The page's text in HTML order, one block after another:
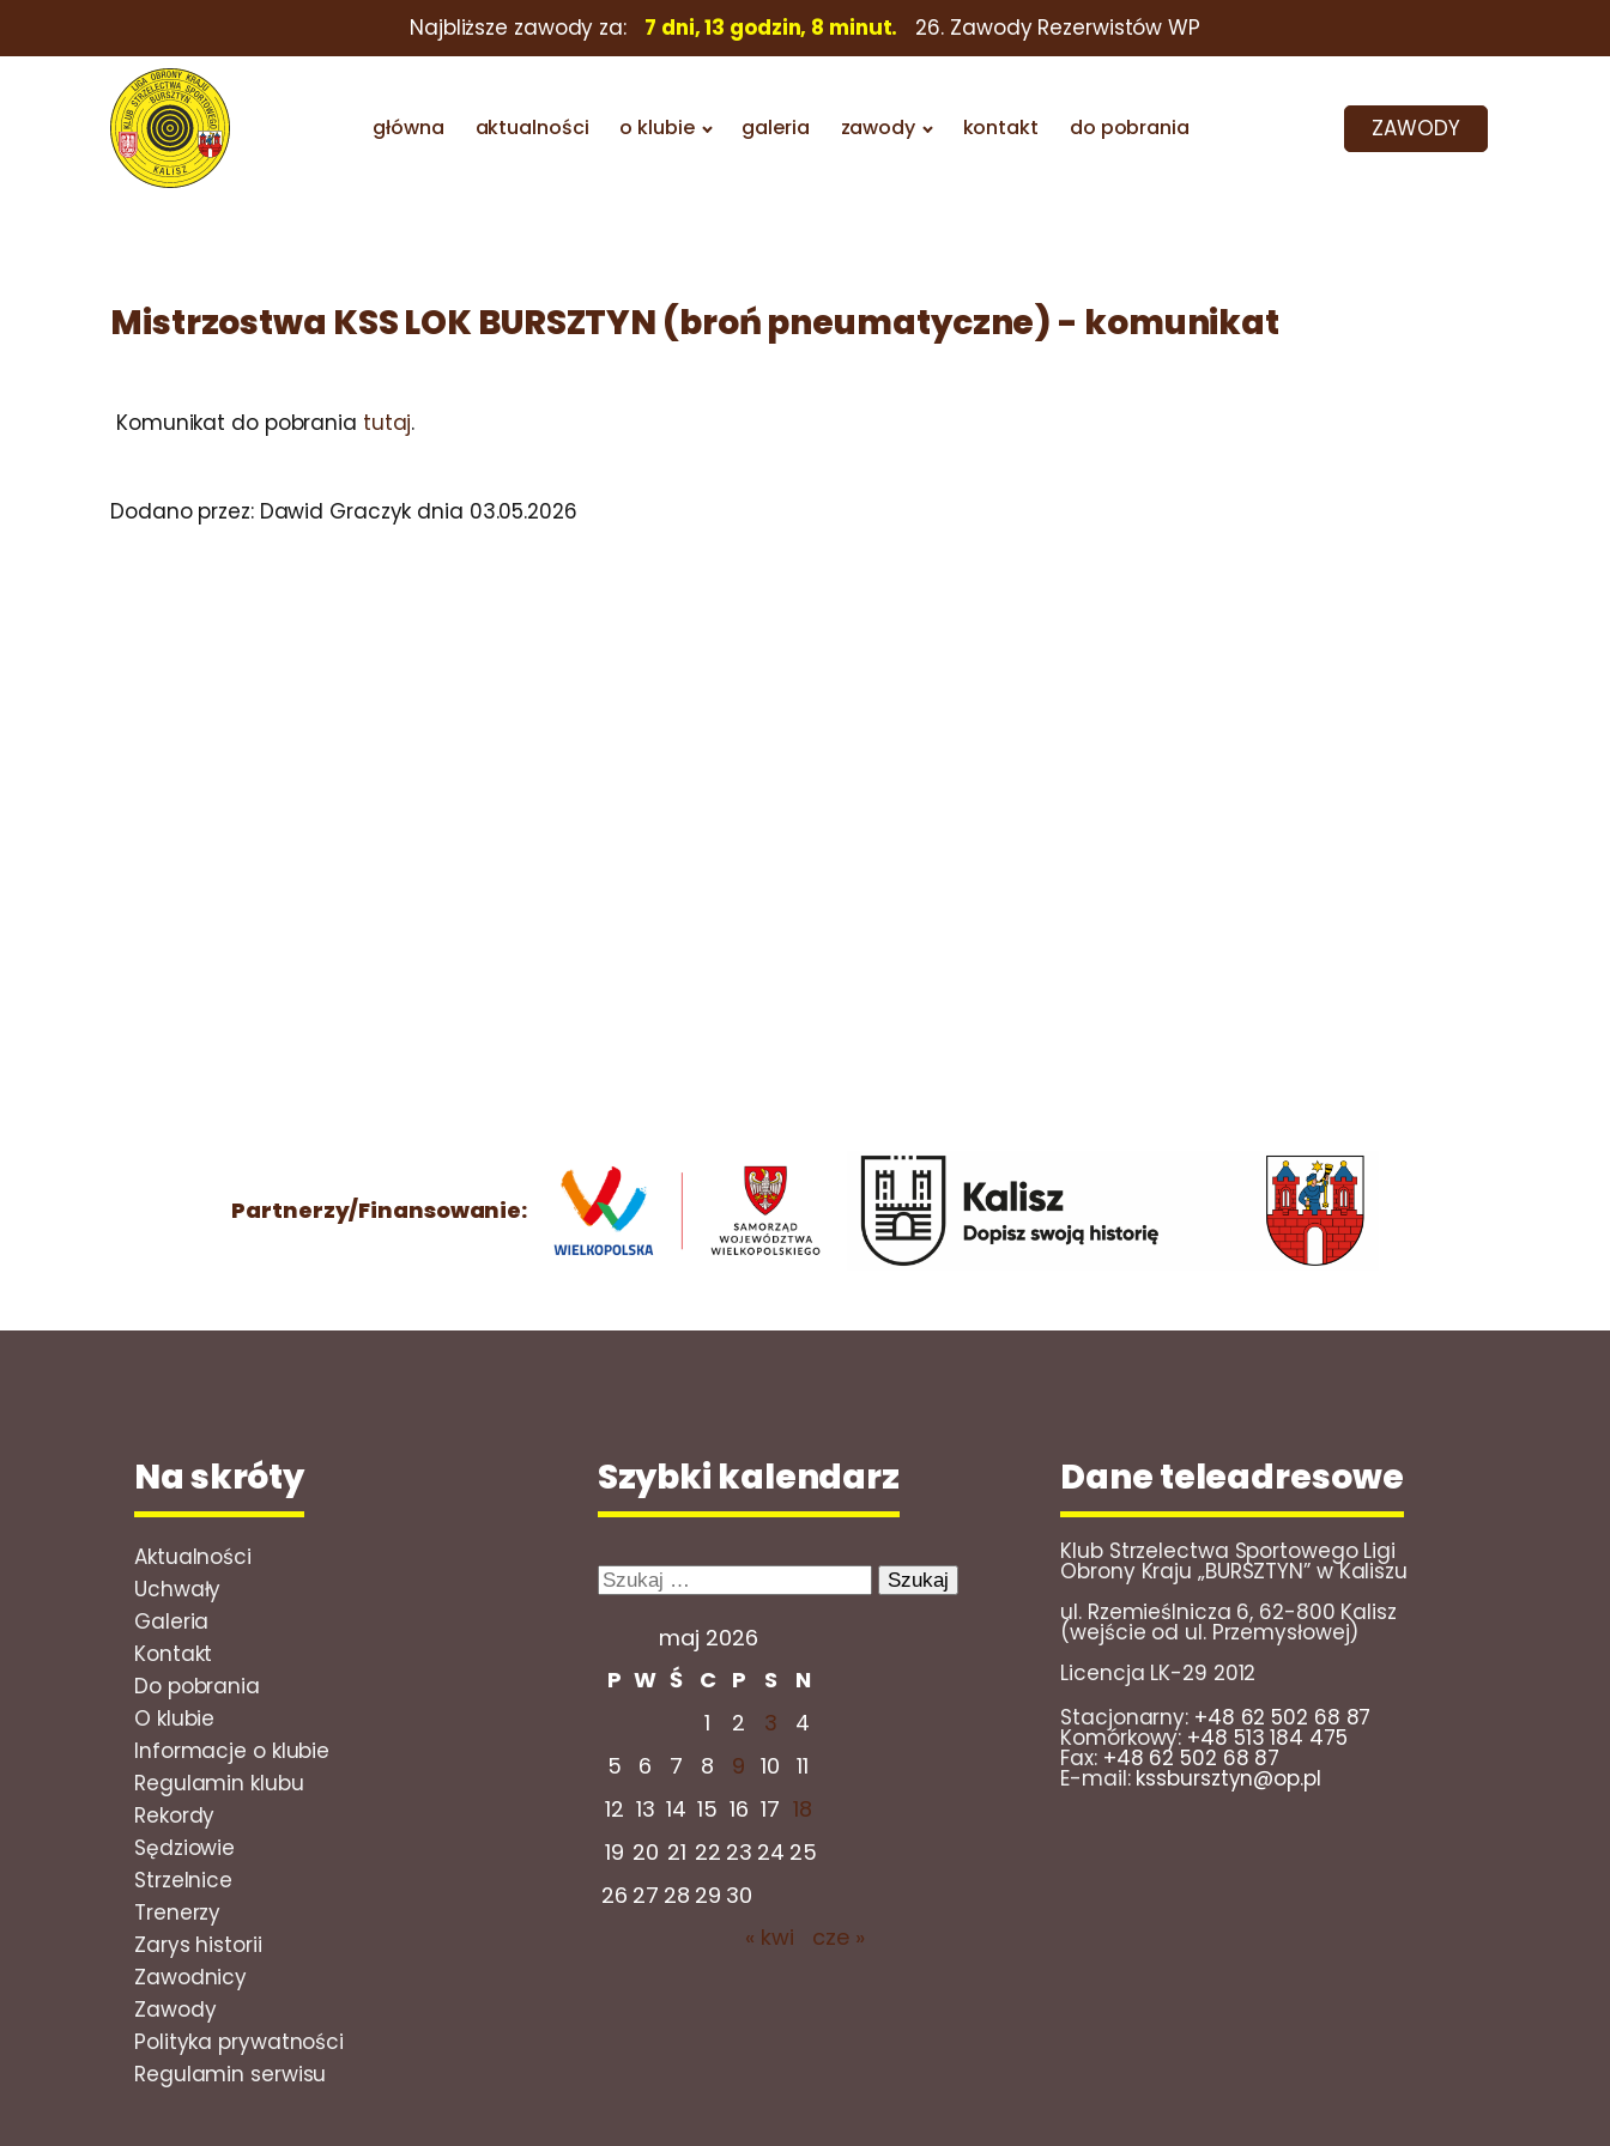
Najbliższe zawody za: 7 dni, 13 godzin, 8 minut. 26. Zawody Rezerwistów WP
główna aktualności o klubie galeria zawody kontakt do pobrania ZAWODY
Mistrzostwa KSS LOK BURSZTYN (broń pneumatyczne) - komunikat
Komunikat do pobrania tutaj.
Dodano przez: Dawid Graczyk dnia 03.05.2026
Partnerzy/Finansowanie:
Na skróty
Aktualności
Uchwały
Galeria
Kontakt
Do pobrania
O klubie
Informacje o klubie
Regulamin klubu
Rekordy
Sędziowie
Strzelnice
Trenerzy
Zarys historii
Zawodnicy
Zawody
Polityka prywatności
Regulamin serwisu
Szybki kalendarz
Szukaj:
maj 2026
P W Ś C P S
N
1
2 3
4
5
6 7 8 9 10
11
12 13 14 15 16 17 18
19 20 21 22 23 24 25
26 27 28 29 30
« kwi
cze »
Dane teleadresowe
Klub Strzelectwa Sportowego Ligi
Obrony Kraju „BURSZTYN” w Kaliszu
ul. Rzemieślnicza 6, 62-800 Kalisz
(wejście od ul. Przemysłowej)
Licencja LK-29 2012
Stacjonarny: +48 62 502 68 87
Komórkowy: +48 513 184 475
Fax: +48 62 502 68 87
E-mail: kssbursztyn@op.pl